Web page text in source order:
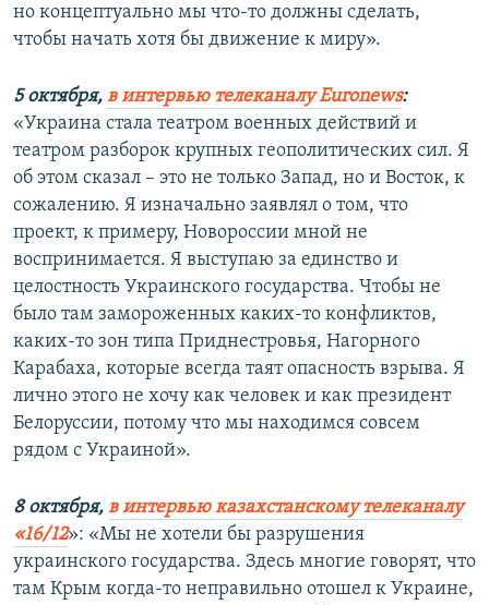
но концептуально мы что-то должны сделать,
чтобы начать хотя бы движение к миру».
5 октября, в интервью телеканалу Euronews:
«Украина стала театром военных действий и
театром разборок крупных геополитических сил. Я
об этом сказал – это не только Запад, но и Восток, к
сожалению. Я изначально заявлял о том, что
проект, к примеру, Новороссии мной не
воспринимается. Я выступаю за единство и
целостность Украинского государства. Чтобы не
было там замороженных каких-то конфликтов,
каких-то зон типа Приднестровья, Нагорного
Карабаха, которые всегда таят опасность взрыва. Я
лично этого не хочу как человек и как президент
Белоруссии, потому что мы находимся совсем
рядом с Украиной».
8 октября, в интервью казахстанскому телеканалу
«16/12»: «Мы не хотели бы разрушения
украинского государства. Здесь многие говорят, что
там Крым когда-то неправильно отошел к Украине,